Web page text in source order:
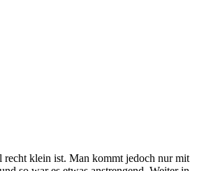
recht klein ist. Man kommt jedoch nur mit